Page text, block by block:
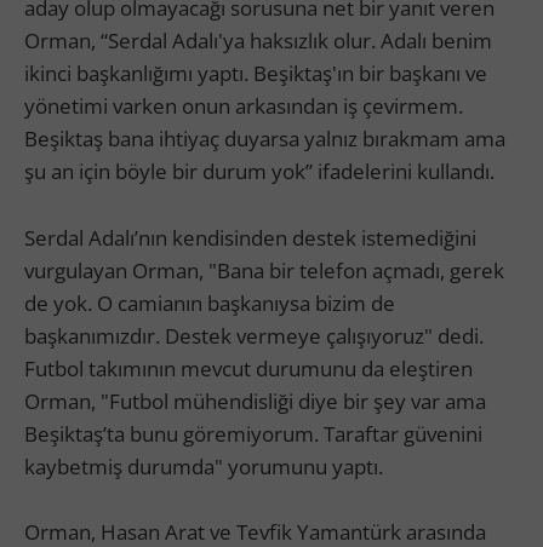
aday olup olmayacağı sorusuna net bir yanıt veren
Orman, “Serdal Adalı'ya haksızlık olur. Adalı benim
ikinci başkanlığımı yaptı. Beşiktaş'ın bir başkanı ve
yönetimi varken onun arkasından iş çevirmem.
Beşiktaş bana ihtiyaç duyarsa yalnız bırakmam ama
şu an için böyle bir durum yok” ifadelerini kullandı.
Serdal Adalı’nın kendisinden destek istemediğini
vurgulayan Orman, "Bana bir telefon açmadı, gerek
de yok. O camianın başkanıysa bizim de
başkanımızdır. Destek vermeye çalışıyoruz" dedi.
Futbol takımının mevcut durumunu da eleştiren
Orman, "Futbol mühendisliği diye bir şey var ama
Beşiktaş’ta bunu göremiyorum. Taraftar güvenini
kaybetmiş durumda" yorumunu yaptı.
Orman, Hasan Arat ve Tevfik Yamantürk arasında